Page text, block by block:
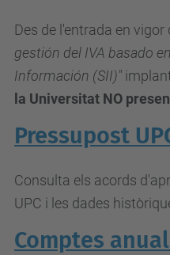
Des de l'entrada en vigor
gestión del IVA basado
Información (SII)"
la Universitat NO
Pressupost
Consulta els acords
UPC i les dades
Comptes